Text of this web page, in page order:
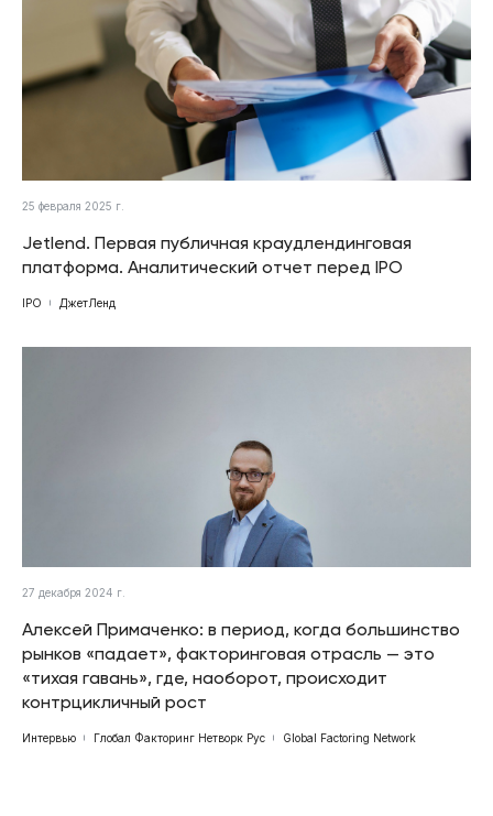
25 февраля 2025 г.
Jetlend. Первая публичная краудлендинговая
платформа. Аналитический отчет перед IPO
IPO ДжетЛенд
27 декабря 2024 г.
Алексей Примаченко: в период, когда большинство
рынков «падает», факторинговая отрасль — это
«тихая гавань», где, наоборот, происходит
контрцикличный рост
Интервью Глобал Факторинг Нетворк Рус Global Factoring Network